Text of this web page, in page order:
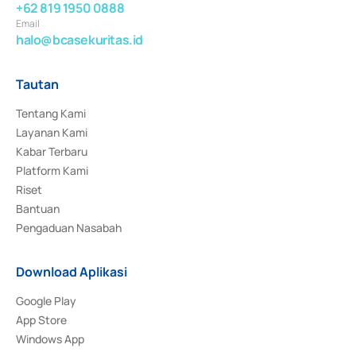
+62 819 1950 0888
Email
halo@bcasekuritas.id
Tautan
Tentang Kami
Layanan Kami
Kabar Terbaru
Platform Kami
Riset
Bantuan
Pengaduan Nasabah
Download Aplikasi
Google Play
App Store
Windows App